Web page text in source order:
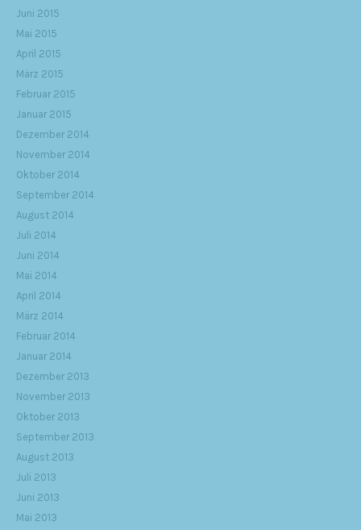
Juni 2015
Mai 2015
April 2015
März 2015
Februar 2015
Januar 2015
Dezember 2014
November 2014
Oktober 2014
September 2014
August 2014
Juli 2014
Juni 2014
Mai 2014
April 2014
März 2014
Februar 2014
Januar 2014
Dezember 2013
November 2013
Oktober 2013
September 2013
August 2013
Juli 2013
Juni 2013
Mai 2013